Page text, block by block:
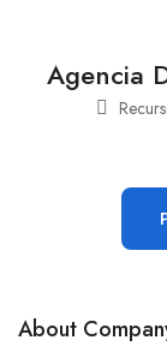
Agencia
About